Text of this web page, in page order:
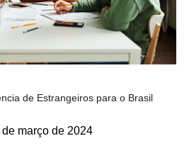
de Estrangeiros para o Brasil
de março de 2024